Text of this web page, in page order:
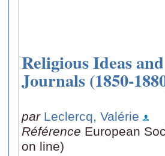
Religious Ideas
Journals (1850-
par Leclercq, Valérie
Référence European
on line)